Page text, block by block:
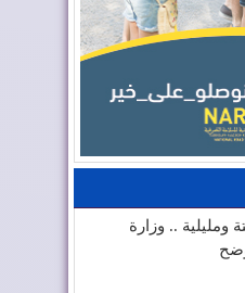
ومليلية .. وزارة